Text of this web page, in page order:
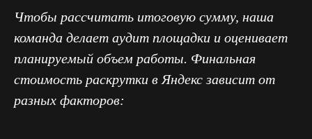
Чтобы рассчитать итоговую сумму, наша
команда делает аудит площадки и оценивает
планируемый объем работы. Финальная
стоимость раскрутки в Яндекс зависит от
разных факторов: